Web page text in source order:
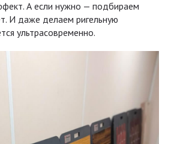
А если нужно — подбираем
И даже делаем ригельную
ультрасовременно.